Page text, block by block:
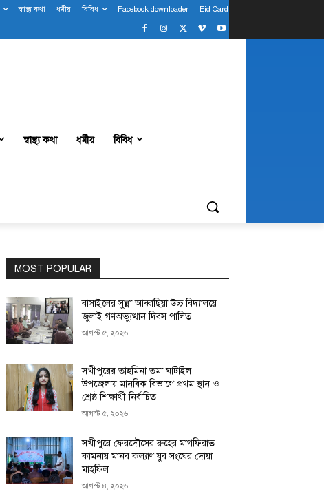
স্বাস্থ্য কথা ধর্মীয় বিবিধ Facebook downloader Eid Card
স্বাস্থ্য কথা ধর্মীয় বিবিধ
MOST POPULAR
বাসাইলের সুন্না আব্বাছিয়া উচ্চ বিদ্যালয়ে
জুলাই গণঅভ্যুত্থান দিবস পালিত
আগস্ট ৫, ২০২৬
সখীপুরের তাহমিনা তমা ঘাটাইল
উপজেলায় মানবিক বিভাগে প্রথম স্থান ও
শ্রেষ্ঠ শিক্ষার্থী নির্বাচিত
আগস্ট ৫, ২০২৬
সখীপুরে ফেরদৌসের রুহের মাগফিরাত
কামনায় মানব কল্যাণ যুব সংঘের দোয়া
মাহফিল
আগস্ট ৪, ২০২৬